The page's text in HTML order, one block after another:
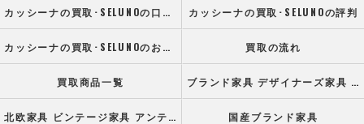
カッシーナの買取･SELUNOの口コミ情報 カッシーナの買取･SELUNOの評判
カッシーナの買取･SELUNOのお客様の声 買取の流れ
買取商品一覧 ブランド家具 デザイナーズ家具 高級オフィス家具
北欧家具 ビンテージ家具 アンティーク家具 国産ブランド家具